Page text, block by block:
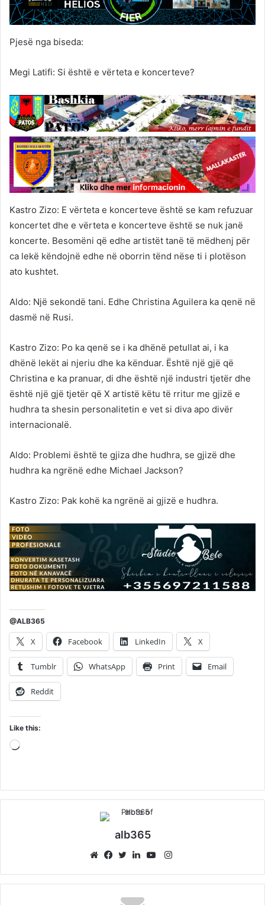
Pjesë nga biseda:
Megi Latifi: Si është e vërteta e koncerteve?
Kastro Zizo: E vërteta e koncerteve është se kam refuzuar
koncertet dhe e vërteta e koncerteve është se nuk janë
koncerte. Besomëni që edhe artistët tanë të mëdhenj për
ca lekë këndojnë edhe në oborrin tënd nëse ti i plotëson
ato kushtet.
Aldo: Një sekondë tani. Edhe Christina Aguilera ka qenë në
dasmë në Rusi.
Kastro Zizo: Po ka qenë se i ka dhënë petullat ai, i ka
dhënë lekët ai njeriu dhe ka kënduar. Është një gjë që
Christina e ka pranuar, di dhe është një industri tjetër dhe
është një gjë tjetër që X artistë këtu të rritur me gjizë e
hudhra ta shesin personalitetin e vet si diva apo divër
internacionalë.
Aldo: Problemi është te gjiza dhe hudhra, se gjizë dhe
hudhra ka ngrënë edhe Michael Jackson?
Kastro Zizo: Pak kohë ka ngrënë ai gjizë e hudhra.
@ALB365
X Facebook LinkedIn X
Tumblr WhatsApp Print Email
Reddit
Like this:
Loading…
alb365
Instagram